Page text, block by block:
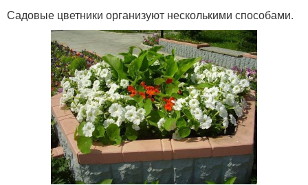
Садовые цветники организуют несколькими способами.